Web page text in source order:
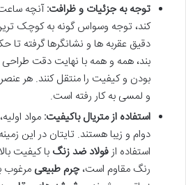
توجه به جزئیات و ظرافت:آنچه
کند، توجه وسواس گونه به کوچک
دقیق عقربه ها و نشانگرها گرفته
بند، همه و همه با نهایت دقت
بودن و کیفیت را منتقل کنند. هر
و لمسی به کار رفته است.
استفاده از متریال باکیفیت: مواد
دوام و زیبا هستند. تایتان در این
استفاده ازفولاد ضد زنگ با کیفیت
رنگ مقاوم است،چرم طبیعی مرغوب